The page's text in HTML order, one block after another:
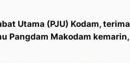
Utama (PJU) Kodam, terima
Pangdam Makodam kemarin,